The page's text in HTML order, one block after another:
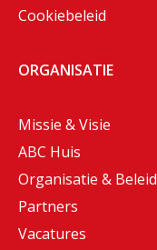
Cookiebeleid
ORGANISATIE
Missie & Visie
ABC Huis
Organisatie & Beleid
Partners
Vacatures